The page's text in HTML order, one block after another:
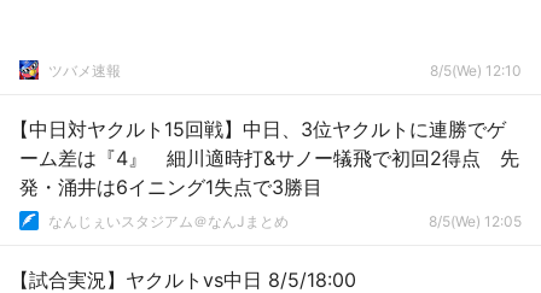
ツバメ速報 8/5(We) 12:10
【中日対ヤクルト15回戦】中日、3位ヤクルトに連勝でゲ
ーム差は『4』 細川適時打&サノー犠飛で初回2得点 先
発・涌井は6イニング1失点で3勝目
なんじぇいスタジアム＠なんJまとめ 8/5(We) 12:05
【試合実況】ヤクルトvs中日 8/5/18:00